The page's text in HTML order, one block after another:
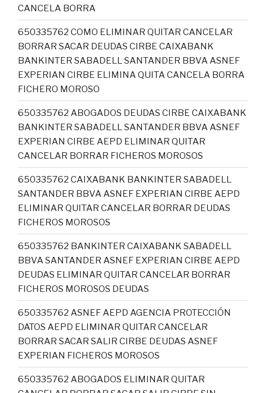
CANCELA BORRA
650335762 COMO ELIMINAR QUITAR CANCELAR
BORRAR SACAR DEUDAS CIRBE CAIXABANK
BANKINTER SABADELL SANTANDER BBVA ASNEF
EXPERIAN CIRBE ELIMINA QUITA CANCELA BORRA
FICHERO MOROSO
650335762 ABOGADOS DEUDAS CIRBE CAIXABANK
BANKINTER SABADELL SANTANDER BBVA ASNEF
EXPERIAN CIRBE AEPD ELIMINAR QUITAR
CANCELAR BORRAR FICHEROS MOROSOS
650335762 CAIXABANK BANKINTER SABADELL
SANTANDER BBVA ASNEF EXPERIAN CIRBE AEPD
ELIMINAR QUITAR CANCELAR BORRAR DEUDAS
FICHEROS MOROSOS
650335762 BANKINTER CAIXABANK SABADELL
BBVA SANTANDER ASNEF EXPERIAN CIRBE AEPD
DEUDAS ELIMINAR QUITAR CANCELAR BORRAR
FICHEROS MOROSOS DEUDAS
650335762 ASNEF AEPD AGENCIA PROTECCIÓN
DATOS AEPD ELIMINAR QUITAR CANCELAR
BORRAR SACAR SALIR CIRBE DEUDAS ASNEF
EXPERIAN FICHEROS MOROSOS
650335762 ABOGADOS ELIMINAR QUITAR